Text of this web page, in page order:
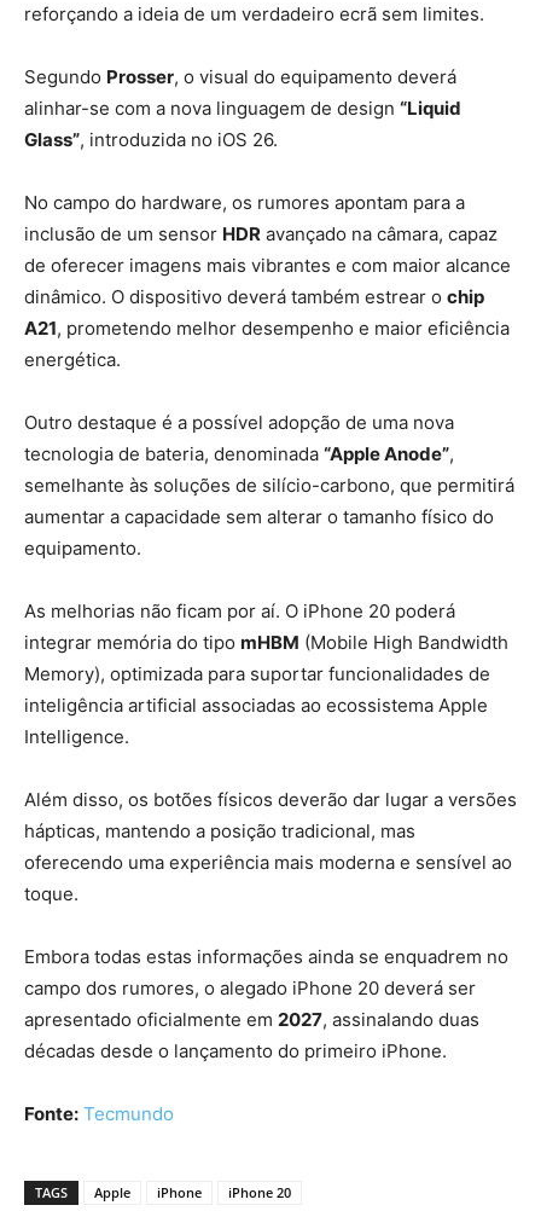
reforçando a ideia de um verdadeiro ecrã sem limites.
Segundo Prosser, o visual do equipamento deverá
alinhar-se com a nova linguagem de design “Liquid
Glass”, introduzida no iOS 26.
No campo do hardware, os rumores apontam para a
inclusão de um sensor HDR avançado na câmara, capaz
de oferecer imagens mais vibrantes e com maior alcance
dinâmico. O dispositivo deverá também estrear o chip
A21, prometendo melhor desempenho e maior eficiência
energética.
Outro destaque é a possível adopção de uma nova
tecnologia de bateria, denominada “Apple Anode”,
semelhante às soluções de silício-carbono, que permitirá
aumentar a capacidade sem alterar o tamanho físico do
equipamento.
As melhorias não ficam por aí. O iPhone 20 poderá
integrar memória do tipo mHBM (Mobile High Bandwidth
Memory), optimizada para suportar funcionalidades de
inteligência artificial associadas ao ecossistema Apple
Intelligence.
Além disso, os botões físicos deverão dar lugar a versões
hápticas, mantendo a posição tradicional, mas
oferecendo uma experiência mais moderna e sensível ao
toque.
Embora todas estas informações ainda se enquadrem no
campo dos rumores, o alegado iPhone 20 deverá ser
apresentado oficialmente em 2027, assinalando duas
décadas desde o lançamento do primeiro iPhone.
Fonte: Tecmundo
TAGS Apple iPhone iPhone 20